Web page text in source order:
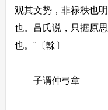
观其文势，非禄秩也
也。吕氏说，只据原
也。"〔榦〕
子谓仲弓章